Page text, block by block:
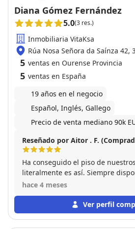
Diana Gómez Fernández
5.0(3 res.)
Inmobiliaria VitaKsa
Rúa Nosa Señora da Saínza 42,
5 ventas en Ourense Provincia
5 ventas en España
19 años en el negocio
Español, Inglés, Gallego
Precio de venta mediano 90k
Reseñado por Aitor . F.
Ha conseguido el piso de
literalmente es así. Siempre
con ella y buscando soluciones a
poder conseguir un pisazo a buen
hace 4 meses
Ver perfil